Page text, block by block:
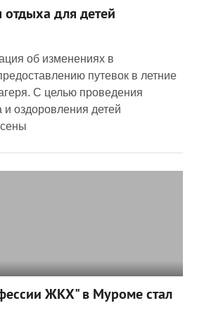
отдыха для детей
об изменениях в
путевок в летние
С целью проведения
и оздоровления детей
ЖКХ" в Муроме стал